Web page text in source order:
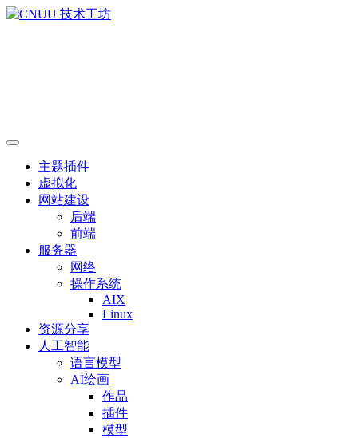
主题插件
虚拟化
网站建设
后端
前端
服务器
网络
操作系统
AIX
Linux
资源分享
人工智能
语言模型
AI绘画
作品
插件
模型